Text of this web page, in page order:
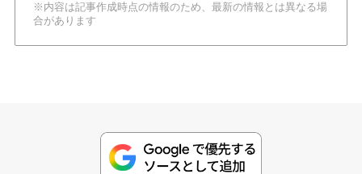
※内容は記事作成時点の情報のため、最新の情報とは異なる場
合があります